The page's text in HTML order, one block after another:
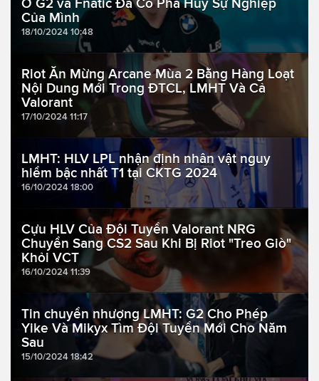
Ở G2 và Fnatic Đã Cố Phá Huỷ Sự Nghiệp
Của Mình
18/10/2024 10:48
Riot Ăn Mừng Arcane Mùa 2 Bằng Hàng Loạt
Nội Dung Mới Trong ĐTCL, LMHT Và Cả
Valorant
17/10/2024 11:17
LMHT: HLV LPL nhận định nhân vật nguy
hiểm bậc nhất T1 tại CKTG 2024
16/10/2024 18:00
Cựu HLV Của Đội Tuyển Valorant NRG
Chuyển Sang CS2 Sau Khi Bị Riot "Treo Giò"
Khỏi VCT
16/10/2024 11:39
Tin chuyển nhượng LMHT: G2 Cho Phép
Yike Và Mikyx Tìm Đội Tuyển Mới Cho Năm
Sau
15/10/2024 18:42